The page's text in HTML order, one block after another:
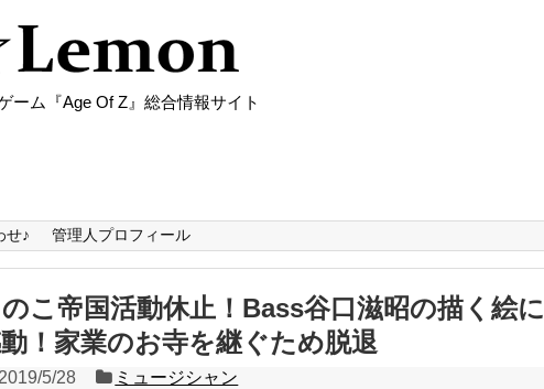
ーム『Age Of Z』総合情報サイト
せ♪ 管理人プロフィール
こ帝国活動休止！Bass谷口滋昭の描く絵に
！家業のお寺を継ぐため脱退
2019/5/28
ミュージシャン